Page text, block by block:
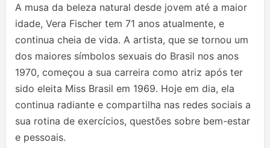
A musa da beleza natural desde jovem até a maior
idade, Vera Fischer tem 71 anos atualmente, e
continua cheia de vida. A artista, que se tornou um
dos maiores símbolos sexuais do Brasil nos anos
1970, começou a sua carreira como atriz após ter
sido eleita Miss Brasil em 1969. Hoje em dia, ela
continua radiante e compartilha nas redes sociais a
sua rotina de exercícios, questões sobre bem-estar
e pessoais.